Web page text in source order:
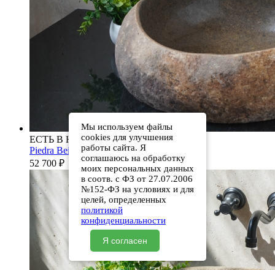
ЕСТЬ В НАЛИЧИИ
Piedra Beige S286 00501111613
52 700 ₽
Мы используем файлы
cookies для улучшения
работы сайта. Я
соглашаюсь на обработку
моих персональных данных
в соотв. с ФЗ от 27.07.2006
№152-ФЗ на условиях и для
целей, определенных
политикой
конфиденциальности
Я согласен